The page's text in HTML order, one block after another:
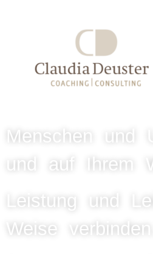
Menschen und
und auf Ihrem
Leistung und
Weise verbinden.